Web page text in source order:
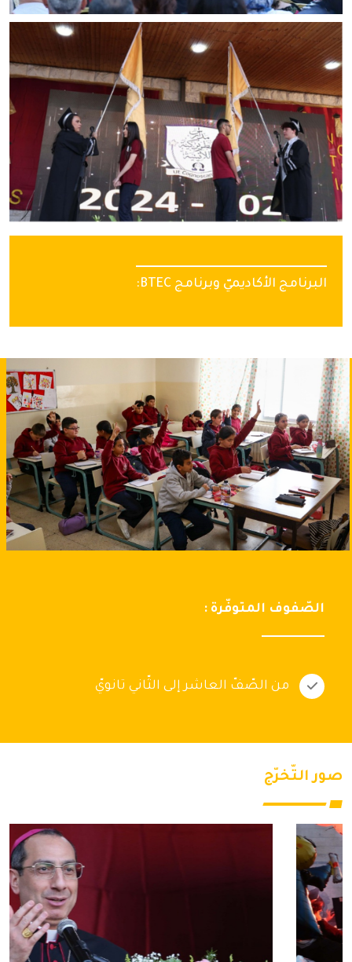
البرنامج الأكاديميّ وبرنامج BTEC:
الصّفوف المتوفّرة :
من الصّفّ العاشر إلى الثّاني تانويّ
صور التّخرّج